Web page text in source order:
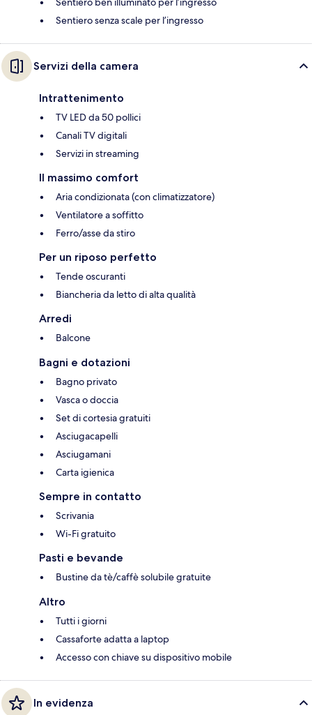
Sentiero senza scale per l’ingresso
Servizi della camera
Intrattenimento
TV LED da 50 pollici
Canali TV digitali
Servizi in streaming
Il massimo comfort
Aria condizionata (con climatizzatore)
Ventilatore a soffitto
Ferro/asse da stiro
Per un riposo perfetto
Tende oscuranti
Biancheria da letto di alta qualità
Arredi
Balcone
Bagni e dotazioni
Bagno privato
Vasca o doccia
Set di cortesia gratuiti
Asciugacapelli
Asciugamani
Carta igienica
Sempre in contatto
Scrivania
Wi-Fi gratuito
Pasti e bevande
Bustine da tè/caffè solubile gratuite
Altro
Tutti i giorni
Cassaforte adatta a laptop
Accesso con chiave su dispositivo mobile
In evidenza